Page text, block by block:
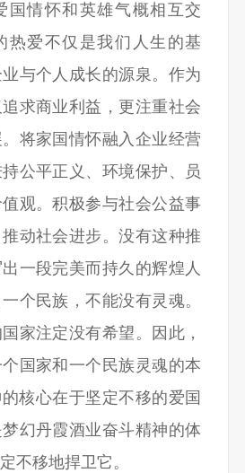
国情怀和英雄气概相互交
热爱不仅是我们人生的基
与个人成长的源泉。作为
求商业利益，更注重社会
将家国情怀融入企业经营
公平正义、环境保护、员
观。积极参与社会公益事
动社会进步。没有这种推
一段完美而持久的辉煌人
个民族，不能没有灵魂。
家注定没有希望。因此，
国家和一个民族灵魂的本
核心在于坚定不移的爱国
幻丹霞酒业奋斗精神的体
不移地捍卫它。